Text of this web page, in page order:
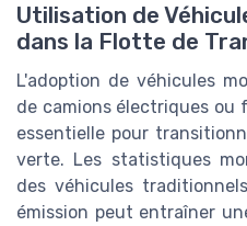
Utilisation de
dans la Flotte de
L'adoption de véhicules
de camions électriques
essentielle pour
verte. Les statistiques
des véhicules
émission peut entraîner